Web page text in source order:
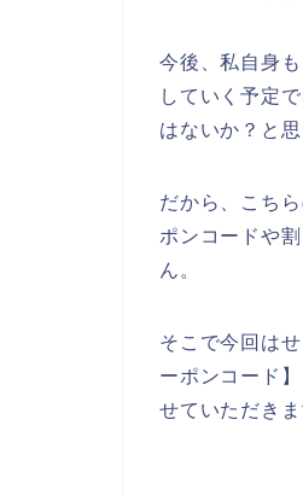
今後、私自身
していく予定
はないか？と
だから、こち
ポンコードや
ん。
そこで今回は
ーポンコード
せていただきま